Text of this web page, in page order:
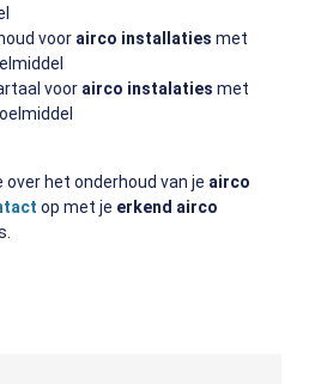
voor airco installaties met
voor airco instalaties met
het onderhoud van je airco
op met je erkend airco